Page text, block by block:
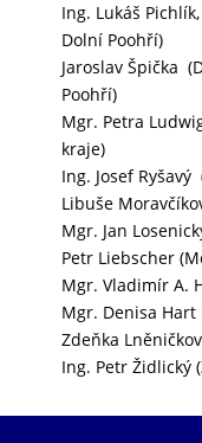
Ing. Lukáš
Dolní Poohří)
Jaroslav Špička
Poohří)
Mgr. Petra
kraje)
Ing. Josef Ryšavý
Libuše
Mgr. Jan
Petr Liebscher
Mgr. Vladimír A.
Mgr. Denisa Hart
Zdeňka
Ing. Petr Židlický